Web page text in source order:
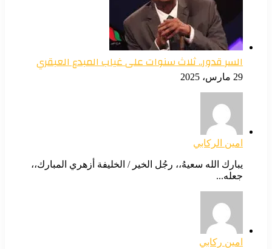
السر قدور.. ثلاث سنوات على غياب المبدع العبقري
29 مارس، 2025
امين الركابي
يبارك الله سعيهُ،، رجُل الخير / الخليفة أزهري المبارك،،
جعله...
امين ركابي